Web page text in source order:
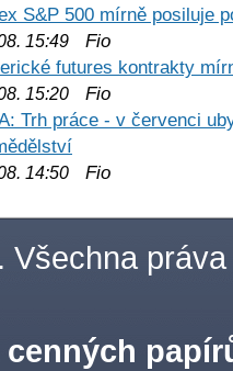
S&P 500 mírně posiluje
15:49 Fio
futures kontrakty
15:20 Fio
Trh práce - v červenci
14:50 Fio
Všechna práva
cenných